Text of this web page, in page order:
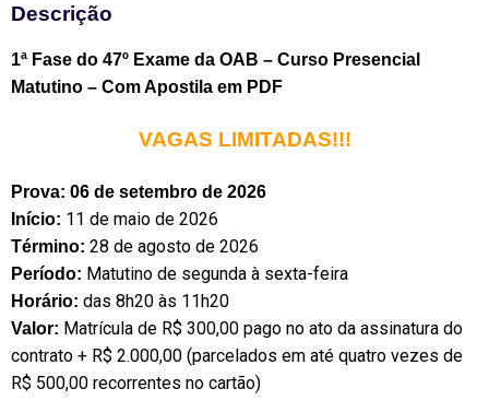
Descrição
1ª Fase do 47º Exame da OAB – Curso Presencial
Matutino – Com Apostila em PDF
VAGAS LIMITADAS!!!
Prova: 06 de setembro de 2026
Início: 11 de maio de 2026
Término: 28 de agosto de 2026
Período: Matutino de segunda à sexta-feira
Horário: das 8h20 às 11h20
Valor: Matrícula de R$ 300,00 pago no ato da assinatura do
contrato + R$ 2.000,00 (parcelados em até quatro vezes de
R$ 500,00 recorrentes no cartão)